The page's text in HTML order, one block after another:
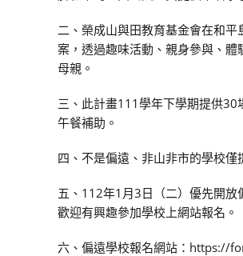
二、榮成山與田教育基金會在和
案，透過趣味活動、親身參與、
母親。
三、此計畫111學年下學期提供30
午餐補助。
四、不是偏遠、非山非市的學校
五、112年1月3日（二）優先開
歡迎有興趣參加學校上網站報名。
六、偏遠學校報名網站：https://